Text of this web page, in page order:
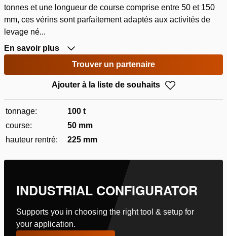
tonnes et une longueur de course comprise entre 50 et 150
mm, ces vérins sont parfaitement adaptés aux activités de
levage né...
En savoir plus
Trouver un partenaire
Ajouter à la liste de souhaits
tonnage:
100 t
course:
50 mm
hauteur rentré:
225 mm
INDUSTRIAL CONFIGURATOR
Supports you in choosing the right tool & setup for
your application.